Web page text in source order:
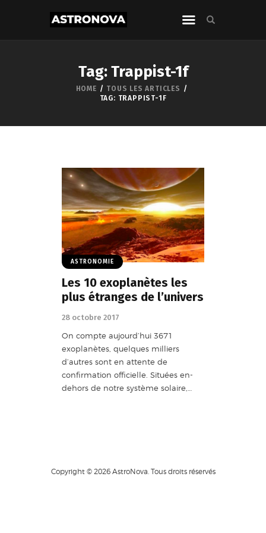
Tag: Trappist-1f
HOME
TOUS LES ARTICLES
TAG: TRAPPIST-1F
ASTRONOMIE
Les 10 exoplanètes les
plus étranges de l’univers
28 octobre 2017
On compte aujourd’hui 3671
exoplanètes, quelques milliers
d’autres sont en attente de
confirmation officielle. Situées en-
dehors de notre système solaire,…
Copyright © 2026 AstroNova. Tous droits réservés